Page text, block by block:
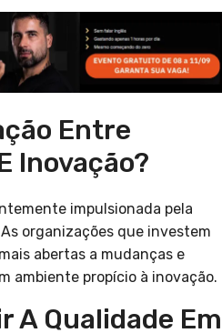
Entre
Inovação?
impulsionada pela
organizações que investem
abertas a mudanças e
ambiente propício à inovação.
A Qualidade Em